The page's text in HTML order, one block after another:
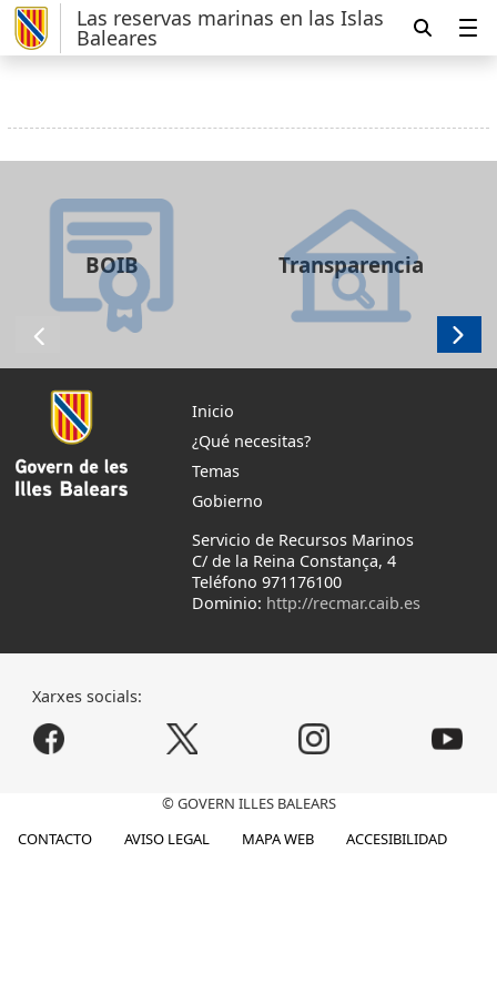
Las reservas marinas en las Islas
Baleares
BOIB Transparencia
Inicio
¿Qué necesitas?
Temas
Gobierno
Servicio de Recursos Marinos
C/ de la Reina Constança, 4
Teléfono 971176100
Dominio: http://recmar.caib.es
Xarxes socials:
© GOVERN ILLES BALEARS
CONTACTO
AVISO LEGAL MAPA WEB ACCESIBILIDAD